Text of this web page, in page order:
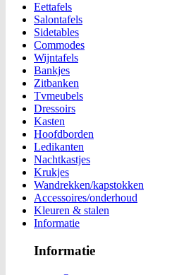
Eettafels
Salontafels
Sidetables
Commodes
Wijntafels
Bankjes
Zitbanken
Tvmeubels
Dressoirs
Kasten
Hoofdborden
Ledikanten
Nachtkastjes
Krukjes
Wandrekken/kapstokken
Accessoires/onderhoud
Kleuren & stalen
Informatie
Informatie